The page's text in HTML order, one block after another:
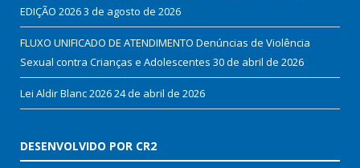
EDIÇÃO 20263 de agosto de 2026
FLUXO UNIFICADO DE ATENDIMENTO Denúncias de Violência
Sexual contra Crianças e Adolescentes 30 de abril de 2026
Lei Aldir Blanc 202624 de abril de 2026
DESENVOLVIDO POR CR2